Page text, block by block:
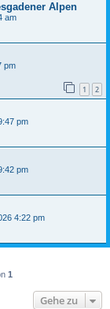
Alpen
am
pm
1 2
pm
pm
4:22 pm
1
Gehe zu